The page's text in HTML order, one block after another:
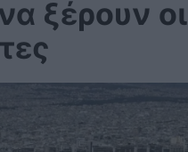
ξέρουν οι